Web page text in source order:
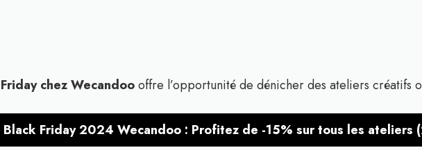
chez Wecandoooffre l’opportunité de dénicher des ateliers créatifs
Black Friday 2024 Wecandoo : Profitez de -15% sur tous les ateliers